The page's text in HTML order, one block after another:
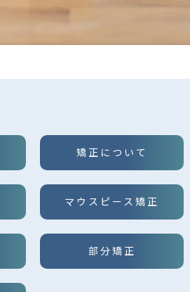
矯正について
マウスピース矯正
部分矯正